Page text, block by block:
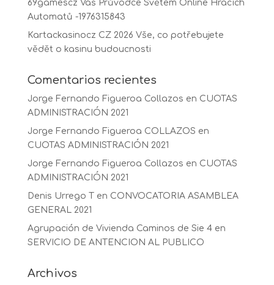
69gamescz Váš Průvodce Světem Online Hracích
Automatů -1976315843
Kartackasinocz CZ 2026 Vše, co potřebujete
vědět o kasinu budoucnosti
Comentarios recientes
Jorge Fernando Figueroa Collazos en CUOTAS
ADMINISTRACIÓN 2021
Jorge Fernando Figueroa COLLAZOS en
CUOTAS ADMINISTRACIÓN 2021
Jorge Fernando Figueroa Collazos en CUOTAS
ADMINISTRACIÓN 2021
Denis Urrego T
en CONVOCATORIA ASAMBLEA
GENERAL 2021
Agrupación de Vivienda Caminos de Sie 4en
SERVICIO DE ANTENCION AL PUBLICO
Archivos